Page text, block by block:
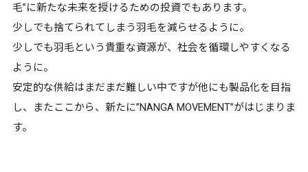
毛”に新たな未来を授けるための投資でもあります。
少しでも捨てられてしまう羽毛を減らせるように。
少しでも羽毛という貴重な資源が、社会を循環しやすくなる
ように。
安定的な供給はまだまだ難しい中ですが他にも製品化を目指
し、またここから、新たに”NANGA MOVEMENT”がはじまりま
す。